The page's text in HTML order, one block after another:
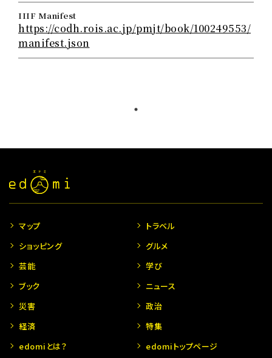
IIIF Manifest
https://codh.rois.ac.jp/pmjt/book/100249553/
manifest.json
マップ
トラベル
ショッピング
グルメ
芸能
学び
ブック
ニュース
災害
政治
経済
特集
edomiとは？
edomiトップページ